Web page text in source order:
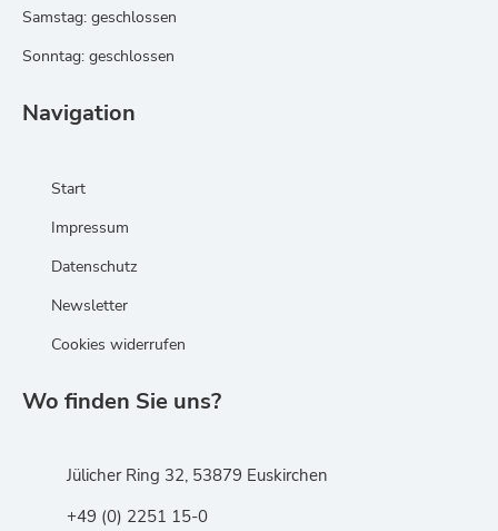
Samstag: geschlossen
Sonntag: geschlossen
Navigation
Start
Impressum
Datenschutz
Newsletter
Cookies widerrufen
Wo finden Sie uns?
Jülicher Ring 32, 53879 Euskirchen
+49 (0) 2251 15-0